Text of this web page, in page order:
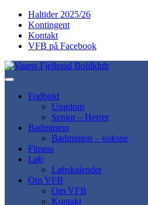
​​Haltider 2025/26
Kontingent
Kontakt
VFB på Facebook
Fodbold
Ungdom
Senior – Herrer
Badminton
Badminton – voksne
Fitness
Løb
Løbskalender
Om VFB
Om VFB
Kontakt